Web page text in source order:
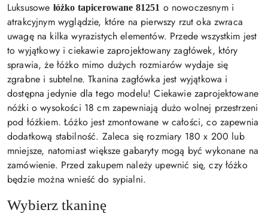
Luksusowe łóżko tapicerowane 81251 o nowoczesnym i
atrakcyjnym wyglądzie, które na pierwszy rzut oka zwraca
uwagę na kilka wyrazistych elementów. Przede wszystkim jest
to wyjątkowy i ciekawie zaprojektowany zagłówek, który
sprawia, że łóżko mimo dużych rozmiarów wydaje się
zgrabne i subtelne. Tkanina zagłówka jest wyjątkowa i
dostępna jedynie dla tego modelu! Ciekawie zaprojektowane
nóżki o wysokości 18 cm zapewniają dużo wolnej przestrzeni
pod łóżkiem. Łóżko jest zmontowane w całości, co zapewnia
dodatkową stabilność. Zaleca się rozmiary 180 x 200 lub
mniejsze, natomiast większe gabaryty mogą być wykonane na
zamówienie. Przed zakupem należy upewnić się, czy łóżko
będzie można wnieść do sypialni.
Wybierz tkaninę